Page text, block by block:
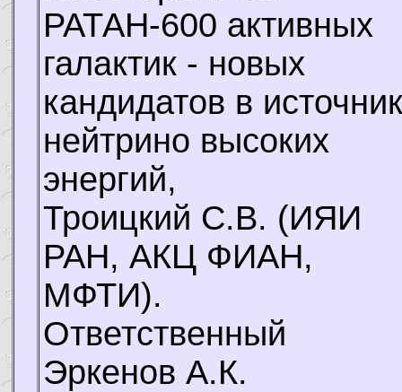
РАТАН-600 активных
галактик - новых
кандидатов в
нейтрино высоких
энергий,
Троицкий С.В. (ИЯИ
РАН, АКЦ ФИАН,
МФТИ).
Ответственный
Эркенов А.К.